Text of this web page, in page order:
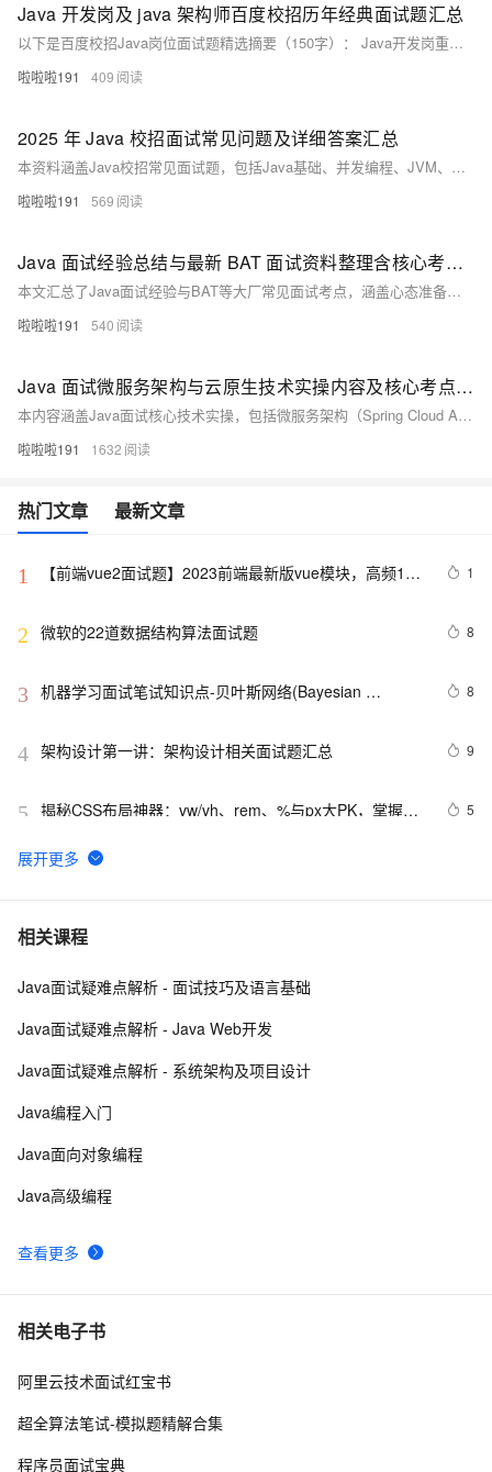
Java 开发岗及 java 架构师百度校招历年经典面试题汇总
以下是百度校招Java岗位面试题精选摘要（150字）： Java开发岗重点关注集合类、并发和系统设计。HashMap线程安全可通过Collections.synchronizedMap()或ConcurrentHashMap实现，后者采用分段锁提升并发性能。负载均衡算法包括轮询、加权轮询和最少连接数，一致性哈希可均匀分布请求。Redis持久化有RDB（快照恢复快）和AOF（日志更安全）两种方式。架构师岗涉及JMM内存模型、happens-before原则和无锁数据结构（基于CAS）。
啦啦啦191 409
2025 年 Java 校招面试常见问题及详细答案汇总
本资料涵盖Java校招常见面试题，包括Java基础、并发编程、JVM、Spring框架、分布式与微服务等核心知识点，并提供详细解析与实操代码，助力2025校招备战。
啦啦啦191 569
Java 面试经验总结与最新 BAT 面试资料整理含核心考点的 Java 面试经验及最新 BAT 面试资料
本文汇总了Java面试经验与BAT等大厂常见面试考点，涵盖心态准备、简历优化、面试技巧及Java基础、多线程、JVM、数据库、框架等核心技术点，并附实际代码示例，助力高效备战Java面试。
啦啦啦191 540
Java 面试微服务架构与云原生技术实操内容及核心考点梳理 Java 面试
本内容涵盖Java面试核心技术实操，包括微服务架构（Spring Cloud Alibaba）、响应式编程（WebFlux）、容器化（Docker+K8s）、函数式编程、多级缓存、分库分表、链路追踪（Skywalking）等大厂高频考点，助你系统提升面试能力。
啦啦啦191 1632
热门文章 最新文章
1
【前端vue2面试题】2023前端最新版vue模块，高频17
1
2 微软的22道数据结构算法面试题 8
3 机器学习面试笔试知识点-贝叶斯网络(Bayesian
8
4 架构设计第一讲：架构设计相关面试题汇总 9
5 揭秘CSS布局神器：vw/vh、rem、%与px大PK，掌握它
5
6 Python深度学习面试：CNN、RNN与Transformer详解
7 10年Java面试总结：Java程序员面试必备的面试技巧
8 Google 历年笔试面试30题
天一点小知识（下）
10给面试官上一课：HTTPS是先进行TCP三次握手，再进
相关课程
查看更多
Java面试疑难点解析 - 面试技巧及语言基础
Java面试疑难点解析 - Java Web开发
Java面试疑难点解析 - 系统架构及项目设计
Java编程入门
Java面向对象编程
Java高级编程
相关电子书
阿里云技术面试红宝书
超全算法笔试-模拟题精解合集
程序员面试宝典